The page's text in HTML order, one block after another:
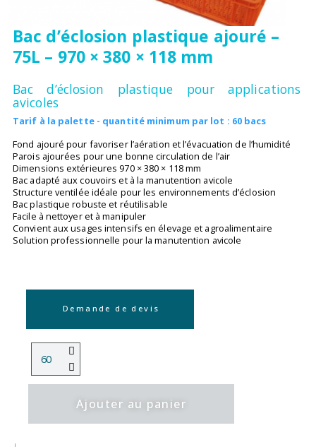
Bac d’éclosion plastique ajouré –
75L – 970 × 380 × 118 mm
Bac d’éclosion plastique pour applications
avicoles
Tarif à la palette - quantité minimum par lot : 60 bacs
Fond ajouré pour favoriser l’aération et l’évacuation de l’humidité
Parois ajourées pour une bonne circulation de l’air
Dimensions extérieures 970 × 380 × 118 mm
Bac adapté aux couvoirs et à la manutention avicole
Structure ventilée idéale pour les environnements d’éclosion
Bac plastique robuste et réutilisable
Facile à nettoyer et à manipuler
Convient aux usages intensifs en élevage et agroalimentaire
Solution professionnelle pour la manutention avicole
Demande de devis
Ajouter au panier